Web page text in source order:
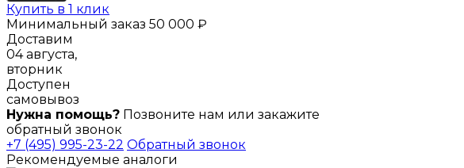
Купить в 1 клик
Минимальный заказ 50 000 ₽
Доставим
04 августа,
вторник
Доступен
самовывоз
Нужна помощь? Позвоните нам или закажите
обратный звонок
+7 (495) 995-23-22 Обратный звонок
Рекомендуемые аналоги